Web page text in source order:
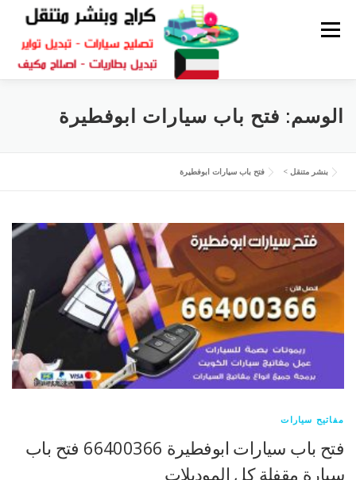
القائمة
كراج تصليح سيارات بنشر الكويت كراج متنقل
سكراب قطع غيار
الوسم: فتح باب سيارات ابوفطيرة
بنشر متنقل > فتح باب سيارات ابوفطيرة
مفاتيح سيارات
فتح باب سيارات ابوفطيرة 66400366 فتح باب
سيارة مقفلة كل الموديلات